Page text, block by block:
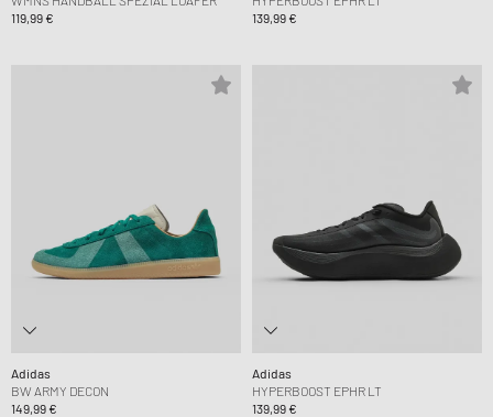
119,99 €
139,99 €
Adidas
BW ARMY DECON
149,99 €
Adidas
HYPERBOOST EPHR LT
139,99 €